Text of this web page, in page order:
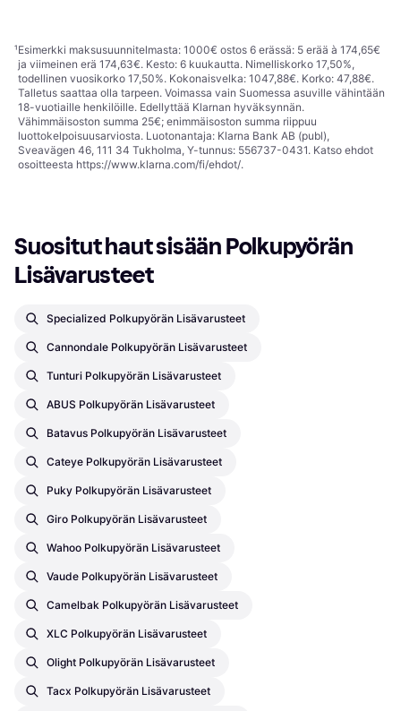
¹Esimerkki maksusuunnitelmasta: 1000€ ostos 6 erässä: 5 erää à 174,65€
ja viimeinen erä 174,63€. Kesto: 6 kuukautta. Nimelliskorko 17,50%,
todellinen vuosikorko 17,50%. Kokonaisvelka: 1047,88€. Korko: 47,88€.
Talletus saattaa olla tarpeen. Voimassa vain Suomessa asuville vähintään
18-vuotiaille henkilöille. Edellyttää Klarnan hyväksynnän.
Vähimmäisoston summa 25€; enimmäisoston summa riippuu
luottokelpoisuusarviosta. Luotonantaja: Klarna Bank AB (publ),
Sveavägen 46, 111 34 Tukholma, Y-tunnus: 556737-0431. Katso ehdot
osoitteesta https://www.klarna.com/fi/ehdot/.
Suositut haut sisään Polkupyörän
Lisävarusteet
Specialized Polkupyörän Lisävarusteet
Cannondale Polkupyörän Lisävarusteet
Tunturi Polkupyörän Lisävarusteet
ABUS Polkupyörän Lisävarusteet
Batavus Polkupyörän Lisävarusteet
Cateye Polkupyörän Lisävarusteet
Puky Polkupyörän Lisävarusteet
Giro Polkupyörän Lisävarusteet
Wahoo Polkupyörän Lisävarusteet
Vaude Polkupyörän Lisävarusteet
Camelbak Polkupyörän Lisävarusteet
XLC Polkupyörän Lisävarusteet
Olight Polkupyörän Lisävarusteet
Tacx Polkupyörän Lisävarusteet